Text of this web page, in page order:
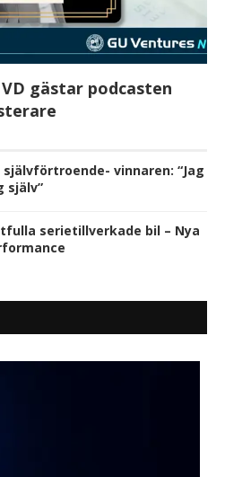
gästar podcasten
vinnaren: “Jag
själv”
serietillverkade bil – Nya